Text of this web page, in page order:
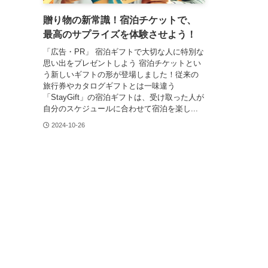
贈り物の新常識！宿泊チケットで、
最高のサプライズを体験させよう！
「広告・PR」 宿泊ギフトで大切な人に特別な
思い出をプレゼントしよう 宿泊チケットとい
う新しいギフトの形が登場しました！従来の
旅行券やカタログギフトとは一味違う
「StayGift」の宿泊ギフトは、受け取った人が
自分のスケジュールに合わせて宿泊を楽し...
2024-10-26